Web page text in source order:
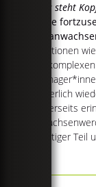
Alles steht
Reise
Emotionen
die
sicherlich
Anderseits
wichtiger Teil